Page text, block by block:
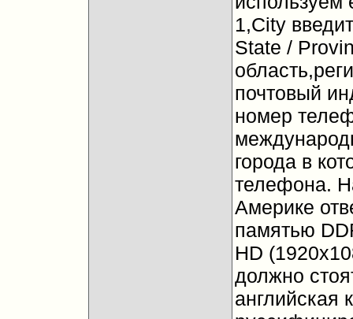
1,City
State /
почтовый
номер
города в
телефона.
Америке
памятью
HD
должно
английская